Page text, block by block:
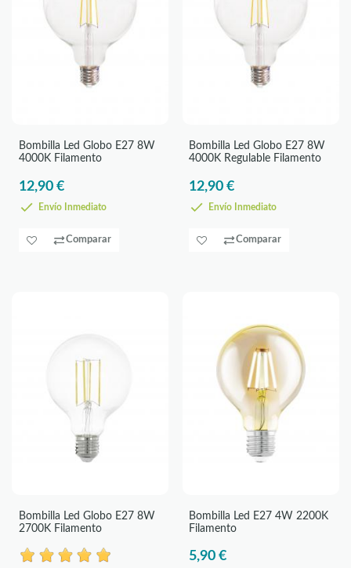
Bombilla Led Globo E27 8W
4000K Filamento
12,90 €
Envío Inmediato
Comparar
Bombilla Led Globo E27 8W
4000K Regulable Filamento
12,90 €
Envío Inmediato
Comparar
Bombilla Led Globo E27 8W
2700K Filamento
Bombilla Led E27 4W 2200K
Filamento
5,90 €